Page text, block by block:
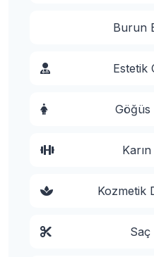
Burun
Estetik
Göğüs
Kozmetik
Saç